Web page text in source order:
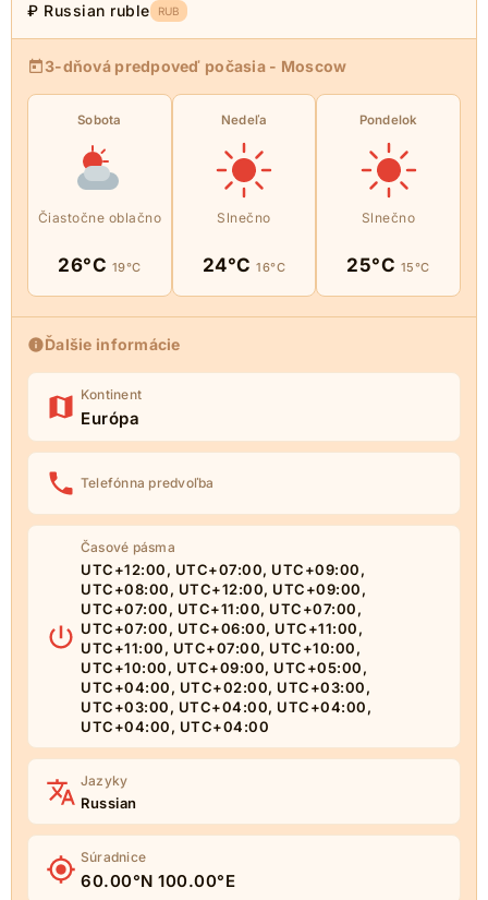
₽ Russian ruble RUB
3-dňová predpoveď počasia - Moscow
Sobota
Čiastočne oblačno
26°C 19°C
Nedeľa
Slnečno
24°C16°C
Pondelok
Slnečno
25°C 15°C
Ďalšie informácie
Kontinent
Európa
Telefónna predvoľba
Časové pásma
UTC+12:00, UTC+07:00, UTC+09:00,
UTC+08:00, UTC+12:00, UTC+09:00,
UTC+07:00, UTC+11:00, UTC+07:00,
UTC+07:00, UTC+06:00, UTC+11:00,
UTC+11:00, UTC+07:00, UTC+10:00,
UTC+10:00, UTC+09:00, UTC+05:00,
UTC+04:00, UTC+02:00, UTC+03:00,
UTC+03:00, UTC+04:00, UTC+04:00,
UTC+04:00, UTC+04:00
Jazyky
Russian
Súradnice
60.00°N 100.00°E